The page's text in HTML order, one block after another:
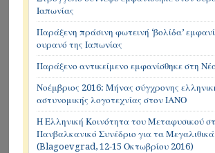
Ιαπωνίας
Παράξενη πράσινη φωτεινή ‘βολίδα’
ουρανό της Ιαπωνίας
Παράξενο αντικείμενο εμφανίσθηκε στη
Νοέμβριος 2016: Μήνας σύγχρονης
αστυνομικής λογοτεχνίας στον ΙΑΝΟ
Η Ελληνική Κοινότητα του Μεταφυσικού
Πανβαλκανικό Συνέδριο για τα
(Blagoevgrad, 12-15 Οκτωβρίου 2016)